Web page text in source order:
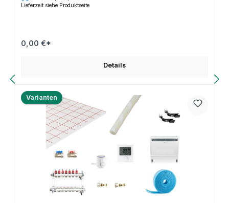
Lieferzeit siehe Produktseite
0,00 €*
Details
Varianten